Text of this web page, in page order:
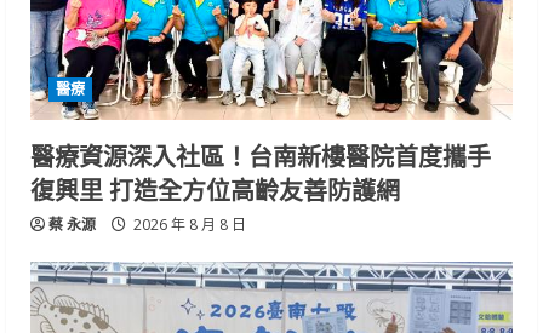
醫療
醫療資源深入社區！台南新樓醫院首度攜手
復興里 打造全方位高齡友善防護網
蔡 永源 2026 年 8 月 8 日